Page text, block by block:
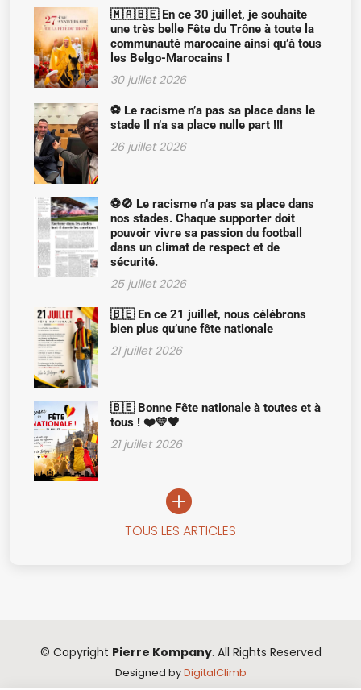
🇲🇦🇧🇪 En ce 30 juillet, je souhaite
une très belle Fête du Trône à toute la
communauté marocaine ainsi qu’à tous
les Belgo-Marocains !
30 juillet 2026
⚽ Le racisme n’a pas sa place dans le
stade Il n’a sa place nulle part !!!
26 juillet 2026
⚽🚫 Le racisme n’a pas sa place dans
nos stades. Chaque supporter doit
pouvoir vivre sa passion du football
dans un climat de respect et de
sécurité.
25 juillet 2026
🇧🇪 En ce 21 juillet, nous célébrons
bien plus qu’une fête nationale
21 juillet 2026
🇧🇪 Bonne Fête nationale à toutes et à
tous ! ❤️💛🖤
21 juillet 2026
TOUS LES ARTICLES
© Copyright Pierre Kompany. All Rights Reserved
Designed byDigitalClimb